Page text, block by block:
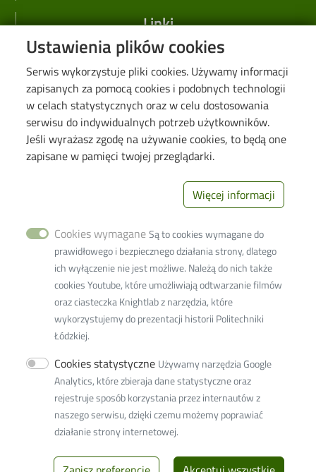
Ustawienia plików cookies
Serwis wykorzystuje pliki cookies. Używamy informacji
zapisanych za pomocą cookies i podobnych technologii
w celach statystycznych oraz w celu dostosowania
serwisu do indywidualnych potrzeb użytkowników.
Jeśli wyrażasz zgodę na używanie cookies, to będą one
zapisane w pamięci twojej przeglądarki.
Więcej informacji
Cookies wymagane Są to cookies wymagane do
prawidłowego i bezpiecznego działania strony, dlatego
ich wyłączenie nie jest możliwe. Należą do nich także
cookies Youtube, które umożliwiają odtwarzanie filmów
oraz ciasteczka Knightlab z narzędzia, które
wykorzystujemy do prezentacji historii Politechniki
Łódzkiej.
Cookies statystyczne Używamy narzędzia Google
Analytics, które zbieraja dane statystyczne oraz
rejestruje sposób korzystania przez internautów z
naszego serwisu, dzięki czemu możemy poprawiać
działanie strony internetowej.
Wydział Inżynierii
Ochrony
Środowiska
93-005 Łódź ul.
Wólczańska 213
+48 42 631-37-
41 (dziekanat)
Fax +48 42 636-56-63
w9w9d@adm.p.lodz.pl
Adres ePUAP: /PolitLodz/W10
Adres do doręczeń elektronicznych (ADE): AE:PL-
77859-99877-ERVVB-29
Linki
Web Dziekanat
Biblioteka PŁ
Galeria "Krótko i węzłowato"
Seminarium "Problemy Ochrony Środowiska"
Deklaracja dostępności cyfrowej
Polityka prywatności